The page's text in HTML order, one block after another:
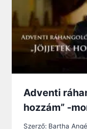
Adventi
hozzám” -
Szerző: Bartha